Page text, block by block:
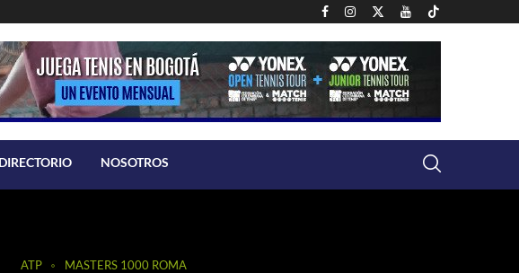
DIRECTORIO NOSOTROS
ATP MASTERS 1000 ROMA